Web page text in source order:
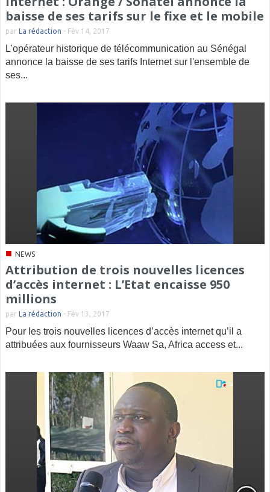
baisse de ses tarifs sur le fixe et le mobile
par La rédaction - Fév 14, 2017
L'opérateur historique de télécommunication au Sénégal
annonce la baisse de ses tarifs Internet sur l'ensemble de
ses...
■ NEWS
Attribution de trois nouvelles licences
d’accès internet : L’Etat encaisse 950
millions
par La rédaction - Fév 13, 2017
Pour les trois nouvelles licences d’accès internet qu’il a
attribuées aux fournisseurs Waaw Sa, Africa access et...